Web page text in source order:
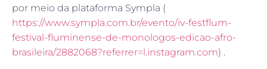
por meio da plataforma Sympla (
https://www.sympla.com.br/evento/iv-festflum-
festival-fluminense-de-monologos-edicao-afro-
brasileira/2882068?referrer=l.instagram.com) .